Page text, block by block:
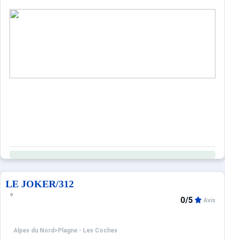
LE JOKER/312
Alpes du Nord > Plagne - Les Coches
0/5 Avis